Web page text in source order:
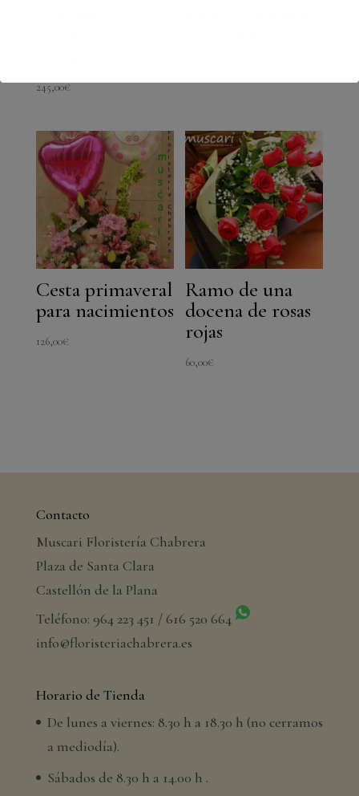
245,00€
Cesta primaveral
para nacimientos
126,00€
Ramo de una
docena de rosas
rojas
60,00€
Contacto
Muscari Floristería Chabrera
Plaza de Santa Clara
Castellón de la Plana
Teléfono: 964 223 451 / 616 520 664
info@floristeriachabrera.es
Horario de Tienda
De lunes a viernes: 8.30 h a 18.30 h (no cerramos
a mediodía).
Sábados de 8.30 h a 14.00 h .